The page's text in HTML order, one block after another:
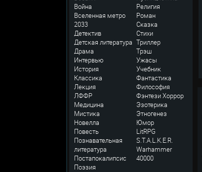
Война
Вселенная метро
2033
Детектив
Детская литература
Драма
Интервью
История
Классика
Лекция
ЛФФР
Медицина
Мистика
Новелла
Повесть
Познавательная
литература
Постапокалипсис
Поэзия
Религия
Роман
Сказка
Стихи
Триллер
Трэш
Ужасы
Учебник
Фантастика
Философия
ФэнтезиХоррор
Эзотерика
Этногенез
Юмор
LitRPG
S.T.A.L.K.E.R.
Warhammer
40000